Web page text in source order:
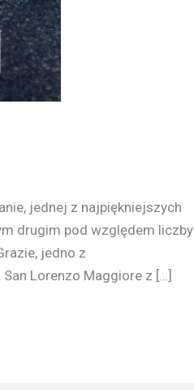
jednej z najpiękniejszych
drugim pod względem liczby
jedno z
Lorenzo Maggiore z […]